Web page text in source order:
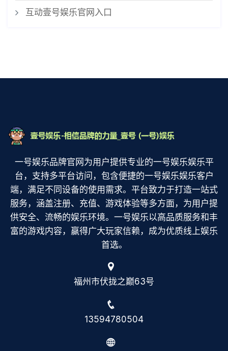
互动壹号娱乐官网入口
一号娱乐品牌官网为用户提供专业的一号娱乐娱乐平
台，支持多平台访问，包含便捷的一号娱乐娱乐客户
端，满足不同设备的使用需求。平台致力于打造一站式
服务，涵盖注册、充值、游戏体验等多方面，为用户提
供安全、流畅的娱乐环境。一号娱乐以高品质服务和丰
富的游戏内容，赢得广大玩家信赖，成为优质线上娱乐
首选。
福州市伏拢之巅63号
13594780504